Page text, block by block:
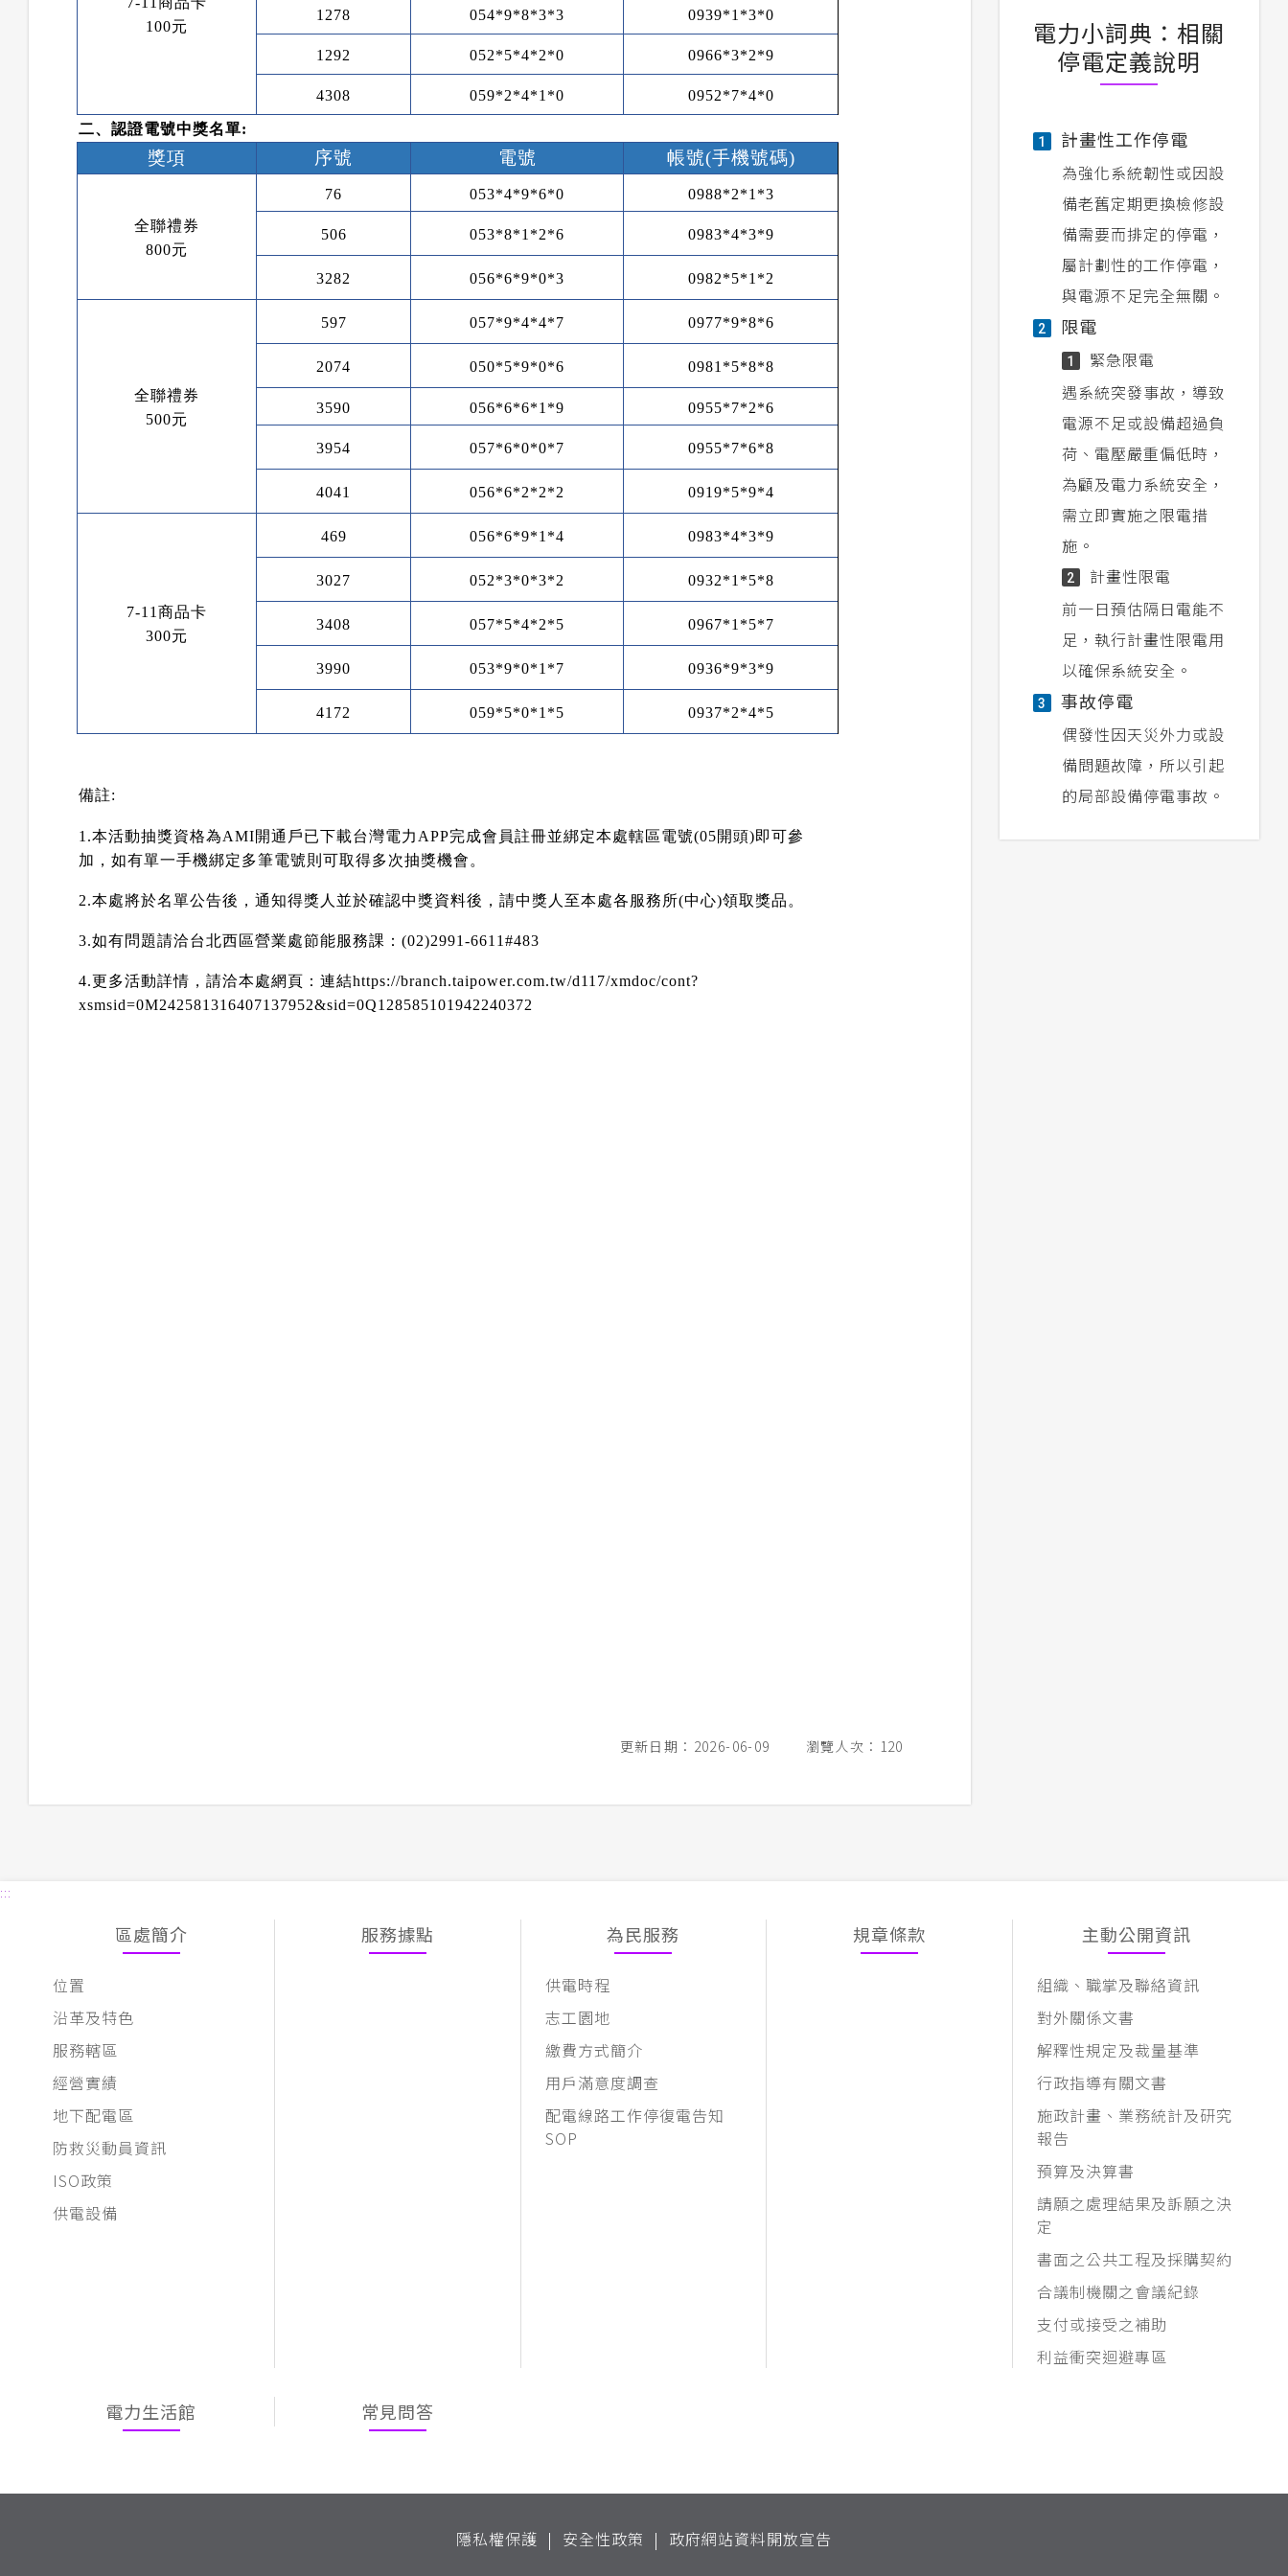
100元
1278 054*9*8*3*3 0939*1*3*0
1292 052*5*4*2*0 0966*3*2*9
4308 059*2*4*1*0 0952*7*4*0
二、認證電號中獎名單:
獎項 序號 電號 帳號(手機號碼)
全聯禮券
800元
76 053*4*9*6*0 0988*2*1*3
506 053*8*1*2*6 0983*4*3*9
3282 056*6*9*0*3 0982*5*1*2
全聯禮券
500元
597 057*9*4*4*7 0977*9*8*6
2074 050*5*9*0*6 0981*5*8*8
3590 056*6*6*1*9 0955*7*2*6
3954 057*6*0*0*7 0955*7*6*8
4041 056*6*2*2*2 0919*5*9*4
7-11 商品卡
300元
469 056*6*9*1*4 0983*4*3*9
3027 052*3*0*3*2 0932*1*5*8
3408 057*5*4*2*5 0967*1*5*7
3990 053*9*0*1*7 0936*9*3*9
4172 059*5*0*1*5 0937*2*4*5
備註:
1.本活動抽獎資格為AMI開通戶已下載台灣電力 APP完成會員註冊並綁定本處轄區電號(05開頭)即可參
加，如有單一手機綁定多筆電號則可取得多次抽獎機會。
2.本處將於名單公告後，通知得獎人並於確認中獎資料後，請中獎人至本處各服務所(中心)領取獎品。
3.如有問題請洽台北西區營業處節能服務課： (02)2991-6611#483
4.更多活動詳情，請洽本處網頁：連結https://branch.taipower.com.tw/d117/xmdoc/cont?
xsmsid=0M242581316407137952&sid=0Q128585101942240372
更新日期：2026-06-09 瀏覽人次：120
電力小詞典：相關
停電定義說明
1 計畫性工作停電
為強化系統韌性或因設
備老舊定期更換檢修設
備需要而排定的停電，
屬計劃性的工作停電，
與電源不足完全無關。
2 限電
1
緊急限電
遇系統突發事故，導致
電源不足或設備超過負
荷、電壓嚴重偏低時，
為顧及電力系統安全，
需立即實施之限電措
施。
2
計畫性限電
前一日預估隔日電能不
足，執行計畫性限電用
以確保系統安全。
3 事故停電
偶發性因天災外力或設
備問題故障，所以引起
的局部設備停電事故。
:::
區處簡介
位置
沿革及特色
服務轄區
經營實績
地下配電區
防救災動員資訊
ISO政策
供電設備
服務據點 為民服務
供電時程
志工園地
繳費方式簡介
用戶滿意度調查
配電線路工作停復電告知
SOP
規章條款 主動公開資訊
組織、職掌及聯絡資訊
對外關係文書
解釋性規定及裁量基準
行政指導有關文書
施政計畫、業務統計及研究
報告
預算及決算書
請願之處理結果及訴願之決
定
書面之公共工程及採購契約
合議制機關之會議紀錄
支付或接受之補助
利益衝突迴避專區
電力生活館 常見問答
隱私權保護 安全性政策 政府網站資料開放宣告